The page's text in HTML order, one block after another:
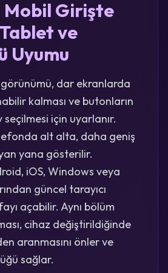
Mobil Girişte
ve
Uyumu
dar ekranlarda
kalması ve butonların
için uyarlanır.
alt alta, daha geniş
yana gösterilir.
iOS, Windows veya
güncel tarayıcı
açabilir. Aynı bölüm
cihaz değiştirildiğinde
aranmasını önler ve
sağlar.